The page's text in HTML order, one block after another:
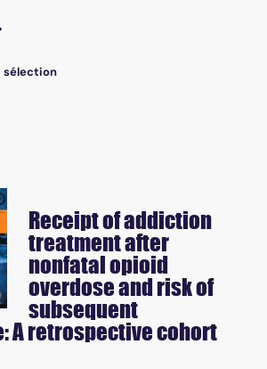
sélection
Receipt of addiction
treatment after
nonfatal opioid
overdose and risk of
subsequent
A retrospective cohort